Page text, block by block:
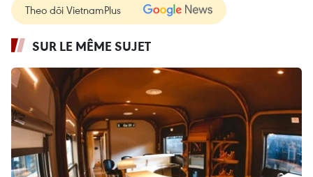
Theo dõi VietnamPlus
SUR LE MÊME SUJET